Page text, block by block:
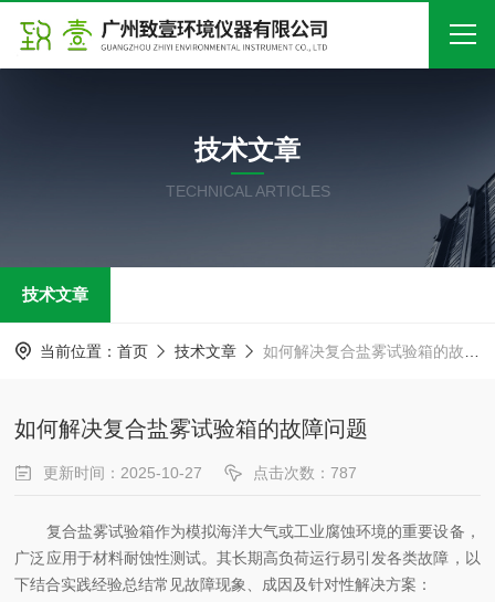
关于我们
产品中心
在线留言
技术文章
TECHNICAL ARTICLES
技术文章
当前位置： 首页 技术文章 如何解决复合盐雾试验箱的故障问题
如何解决复合盐雾试验箱的故障问题
更新时间：2025-10-27 点击次数：787
复合盐雾试验箱作为模拟海洋大气或工业腐蚀环境的重要设备，
广泛应用于材料耐蚀性测试。其长期高负荷运行易引发各类故障，以
下结合实践经验总结常见故障现象、成因及针对性解决方案：